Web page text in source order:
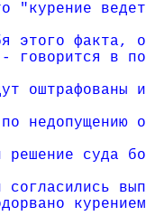
"курение
этого факта,
говорится в
недопущению
суда